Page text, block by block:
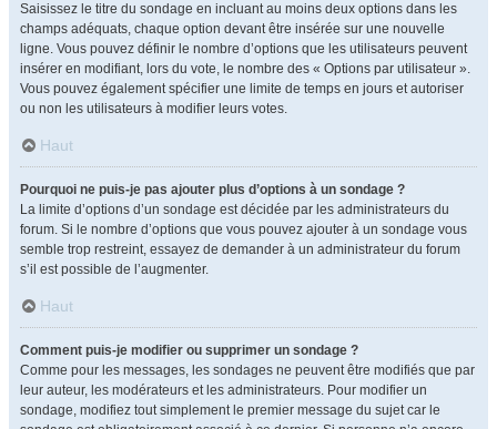
Saisissez le titre du sondage en incluant au moins deux options dans les
champs adéquats, chaque option devant être insérée sur une nouvelle
ligne. Vous pouvez définir le nombre d’options que les utilisateurs peuvent
insérer en modifiant, lors du vote, le nombre des « Options par utilisateur ».
Vous pouvez également spécifier une limite de temps en jours et autoriser
ou non les utilisateurs à modifier leurs votes.
Haut
Pourquoi ne puis-je pas ajouter plus d’options à un sondage ?
La limite d’options d’un sondage est décidée par les administrateurs du
forum. Si le nombre d’options que vous pouvez ajouter à un sondage vous
semble trop restreint, essayez de demander à un administrateur du forum
s’il est possible de l’augmenter.
Haut
Comment puis-je modifier ou supprimer un sondage ?
Comme pour les messages, les sondages ne peuvent être modifiés que par
leur auteur, les modérateurs et les administrateurs. Pour modifier un
sondage, modifiez tout simplement le premier message du sujet car le